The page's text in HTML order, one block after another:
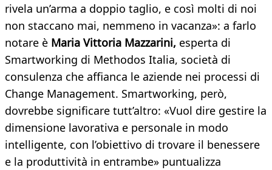
rivela un’arma a doppio taglio, e così molti di noi
non staccano mai, nemmeno in vacanza»: a farlo
notare è Maria Vittoria Mazzarini, esperta di
Smartworking di Methodos Italia, società di
consulenza che affianca le aziende nei processi di
Change Management. Smartworking, però,
dovrebbe significare tutt’altro: «Vuol dire gestire la
dimensione lavorativa e personale in modo
intelligente, con l’obiettivo di trovare il benessere
e la produttività in entrambe» puntualizza